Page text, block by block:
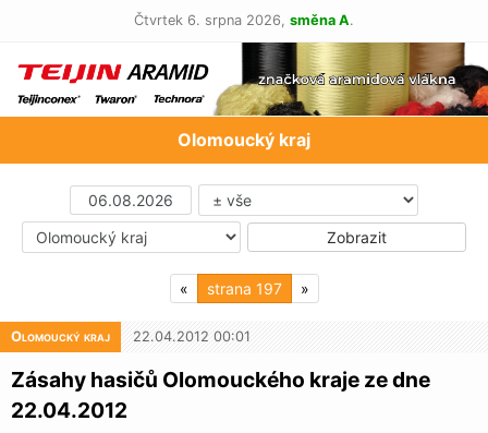
Čtvrtek 6. srpna 2026, směna A.
Olomoucký kraj
« 197 »
Olomoucký kraj 22.04.2012 00:01
Zásahy hasičů Olomouckého kraje ze dne
22.04.2012